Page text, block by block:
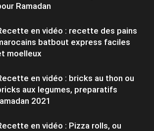
Ramadan
en vidéo : recette des pains
batbout express faciles
moelleux
en vidéo : bricks au thon ou
aux legumes, preparatifs
2021
en vidéo : Pizza rolls, ou